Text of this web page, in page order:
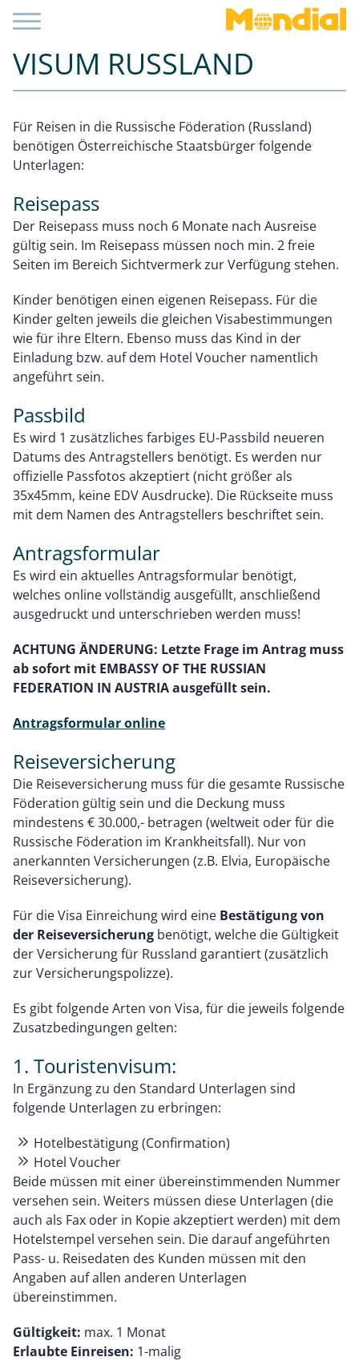
VISUM RUSSLAND
Für Reisen in die Russische Föderation (Russland)
benötigen Österreichische Staatsbürger folgende
Unterlagen:
Reisepass
Der Reisepass muss noch 6 Monate nach Ausreise
gültig sein. Im Reisepass müssen noch min. 2 freie
Seiten im Bereich Sichtvermerk zur Verfügung stehen.
Kinder benötigen einen eigenen Reisepass. Für die
Kinder gelten jeweils die gleichen Visabestimmungen
wie für ihre Eltern. Ebenso muss das Kind in der
Einladung bzw. auf dem Hotel Voucher namentlich
angeführt sein.
Passbild
Es wird 1 zusätzliches farbiges EU-Passbild neueren
Datums des Antragstellers benötigt. Es werden nur
offizielle Passfotos akzeptiert (nicht größer als
35x45mm, keine EDV Ausdrucke). Die Rückseite muss
mit dem Namen des Antragstellers beschriftet sein.
Antragsformular
Es wird ein aktuelles Antragsformular benötigt,
welches online vollständig ausgefüllt, anschließend
ausgedruckt und unterschrieben werden muss!
ACHTUNG ÄNDERUNG: Letzte Frage im Antrag muss
ab sofort mit EMBASSY OF THE RUSSIAN
FEDERATION IN AUSTRIA ausgefüllt sein.
Antragsformular online
Reiseversicherung
Die Reiseversicherung muss für die gesamte Russische
Föderation gültig sein und die Deckung muss
mindestens € 30.000,- betragen (weltweit oder für die
Russische Föderation im Krankheitsfall). Nur von
anerkannten Versicherungen (z.B. Elvia, Europäische
Reiseversicherung).
Für die Visa Einreichung wird eine Bestätigung von
der Reiseversicherung benötigt, welche die Gültigkeit
der Versicherung für Russland garantiert (zusätzlich
zur Versicherungspolizze).
Es gibt folgende Arten von Visa, für die jeweils folgende
Zusatzbedingungen gelten:
1. Touristenvisum:
In Ergänzung zu den Standard Unterlagen sind
folgende Unterlagen zu erbringen:
Hotelbestätigung (Confirmation)
Hotel Voucher
Beide müssen mit einer übereinstimmenden Nummer
versehen sein. Weiters müssen diese Unterlagen (die
auch als Fax oder in Kopie akzeptiert werden) mit dem
Hotelstempel versehen sein. Die darauf angeführten
Pass- u. Reisedaten des Kunden müssen mit den
Angaben auf allen anderen Unterlagen
übereinstimmen.
Gültigkeit: max. 1 Monat
Erlaubte Einreisen: 1-malig